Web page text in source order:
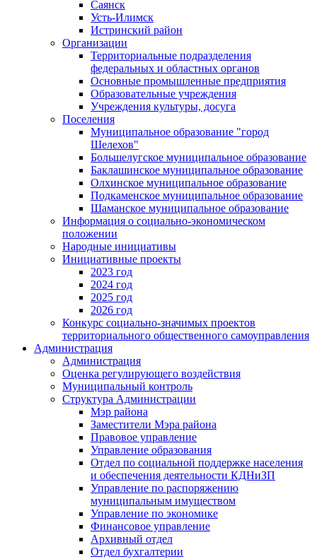
Саянск
Усть-Илимск
Истринский район
Организации
Территориальные подразделения
федеральных и областных органов
Основные промышленные предприятия
Образовательные учреждения
Учреждения культуры, досуга
Поселения
Муниципальное образование "город
Шелехов"
Большелугское муниципальное образование
Баклашинское муниципальное образование
Олхинское муниципальное образование
Подкаменское муниципальное образование
Шаманское муниципальное образование
Информация о социально-экономическом
положении
Народные инициативы
Инициативные проекты
2023 год
2024 год
2025 год
2026 год
Конкурс социально-значимых проектов
территориального общественного самоуправления
Администрация
Администрация
Оценка регулирующего воздействия
Муниципальный контроль
Структура Администрации
Мэр района
Заместители Мэра района
Правовое управление
Управление образования
Отдел по социальной поддержке населения
и обеспечения деятельности КДНиЗП
Управление по распоряжению
муниципальным имуществом
Управление по экономике
Финансовое управление
Архивный отдел
Отдел бухгалтерии